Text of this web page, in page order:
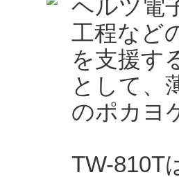
ヘルツ電
工程など
を支援す
として、
のポカヨ
TW-810T